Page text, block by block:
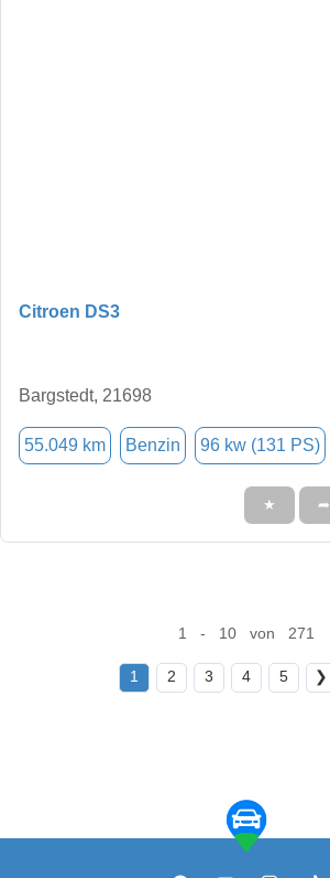
Citroen DS3
Bargstedt, 21698
55.049 km Benzin 96 kw (131 PS)
★ ➦
1 - 10 von 271
1 2 3 4 5 ❯